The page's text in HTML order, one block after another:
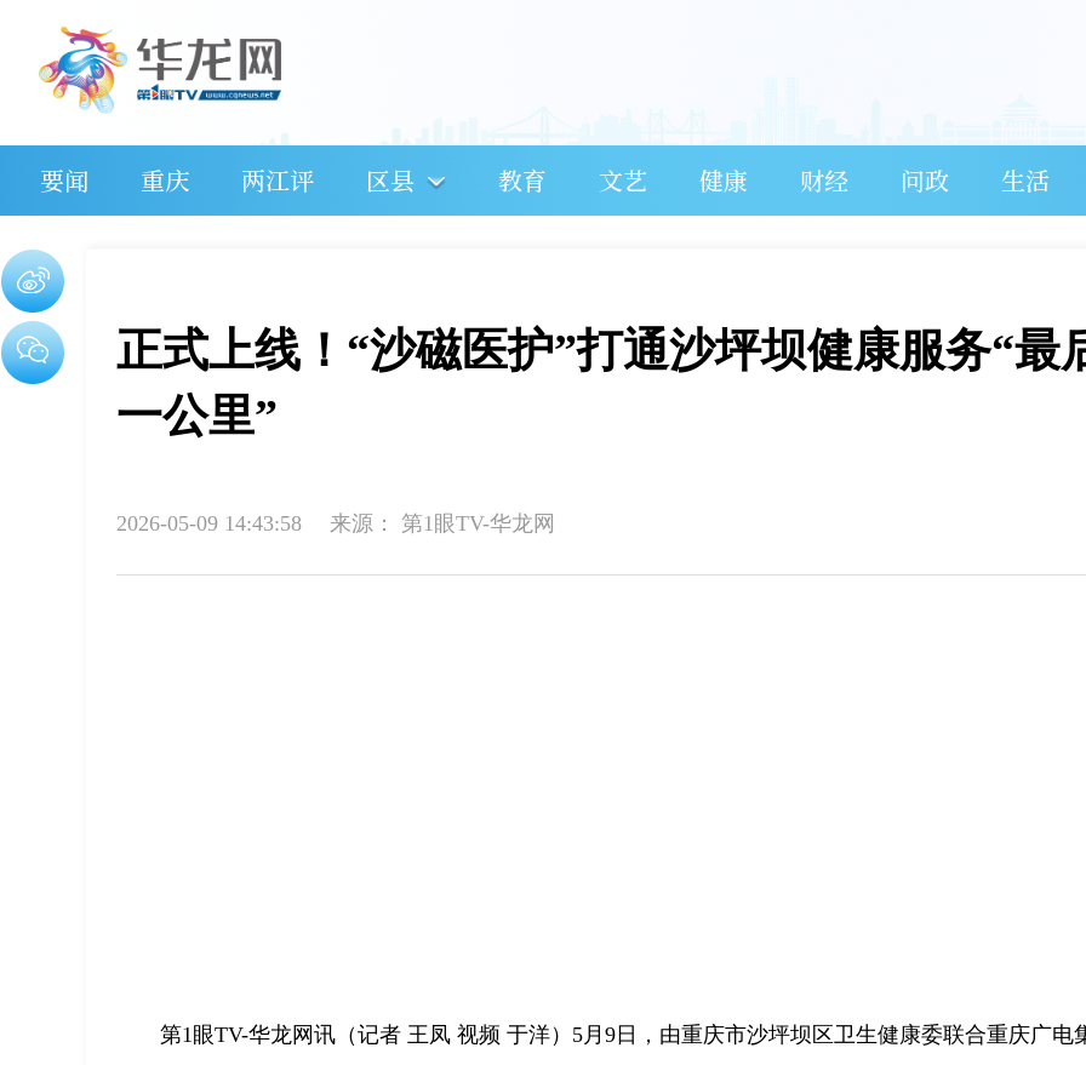
要闻 重庆 两江评 区县 教育 文艺 健康 财经 问政 生活
正式上线！“沙磁医护”打通沙坪坝健康服务“最
一公里”
2026-05-09 14:43:58 来源： 第1眼TV-华龙网
第1眼TV-华龙网讯（记者 王凤 视频 于洋）5月9日，由重庆市沙坪坝区卫生健康委联合重庆广电